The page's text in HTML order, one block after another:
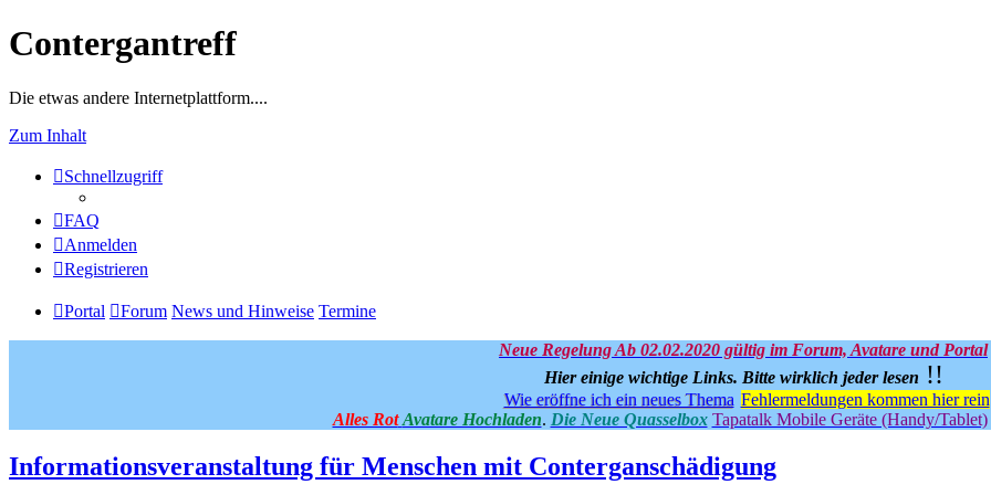
Contergantreff
Die etwas andere Internetplattform....
Zum Inhalt
Schnellzugriff
FAQ
Anmelden
Registrieren
Portal Forum News und Hinweise Termine
Neue Regelung Ab 02.02.2020 gültig im Forum, Avatare und Portal
Hier einige wichtige Links. Bitte wirklich jeder lesen !!
Wie eröffne ich ein neues Thema Fehlermeldungen kommen hier rein
Alles Rot Avatare Hochladen. Die Neue Quasselbox Tapatalk Mobile Geräte (Handy/Tablet)
Informationsveranstaltung für Menschen mit Conterganschädigung